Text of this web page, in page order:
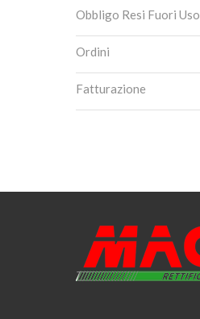
Obbligo Resi Fuori Uso
Ordini
Fatturazione